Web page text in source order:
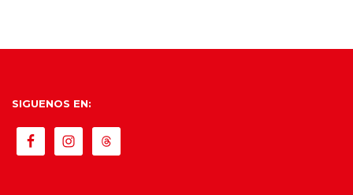
SIGUENOS EN: